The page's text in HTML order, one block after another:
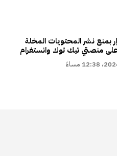
بمنع نشر المحتويات المخلة
على منصتي تيك توك وانستغرام